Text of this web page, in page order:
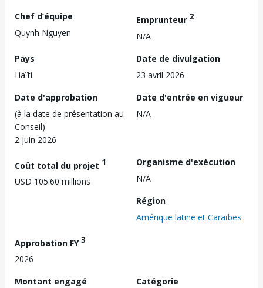
Chef d’équipe
Quynh Nguyen
Emprunteur 2
N/A
Pays
Haïti
Date de divulgation
23 avril 2026
Date d'approbation
(à la date de présentation au
Conseil)
2 juin 2026
Date d'entrée en vigueur
N/A
Coût total du projet 1
USD 105.60 millions
Organisme d'exécution
N/A
Région
Amérique latine et Caraïbes
Approbation FY3
2026
Montant engagé
Catégorie